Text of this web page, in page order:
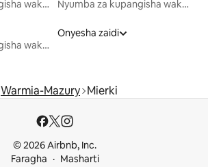
Nyumba za kupangisha wakati wa likizo
Nyumba za kupangisha wakati wa likizo
Nyumba za kupangisha wakati wa likizo
Onyesha zaidi
Warmia-Mazury Mierki
© 2026 Airbnb, Inc.
Faragha
Masharti